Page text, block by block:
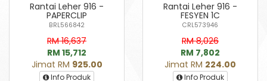
Rantai Leher 916 -
PAPERCLIP
BRL566842
RM 16,637
RM 15,712
Jimat RM 925.00
Info Produk
Rantai Leher 916 -
FESYEN 1C
CRL573946
RM 8,026
RM 7,802
Jimat RM 224.00
Info Produk